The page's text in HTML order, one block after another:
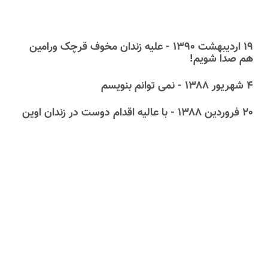
۱۹ اردیبهشت ۱۳۹۰ - علیه زندان مخوف قرچک ورامین
هم صدا شویم!
۴ شهریور ۱۳۸۸ - نمی توانم بنویسم
۲۰ فروردین ۱۳۸۸ - با عالیه اقدام دوست در زندان اوین ‏